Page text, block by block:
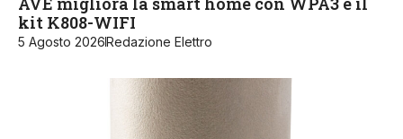
kit K808-WIFI
5 Agosto 2026Redazione Elettro